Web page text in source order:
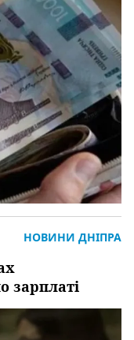
зарплаті
НОВИНИ ДНІПРА